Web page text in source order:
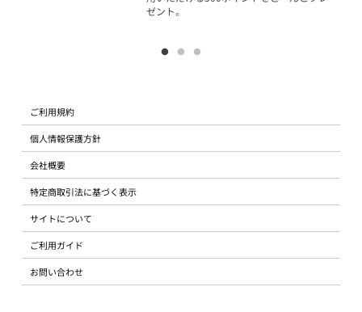
ゼント。
ご利用規約
個人情報保護方針
会社概要
特定商取引法に基づく表示
サイトについて
ご利用ガイド
お問い合わせ